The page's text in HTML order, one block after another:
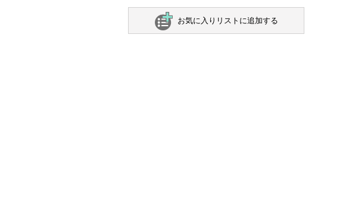
お気に入りリストに追加する